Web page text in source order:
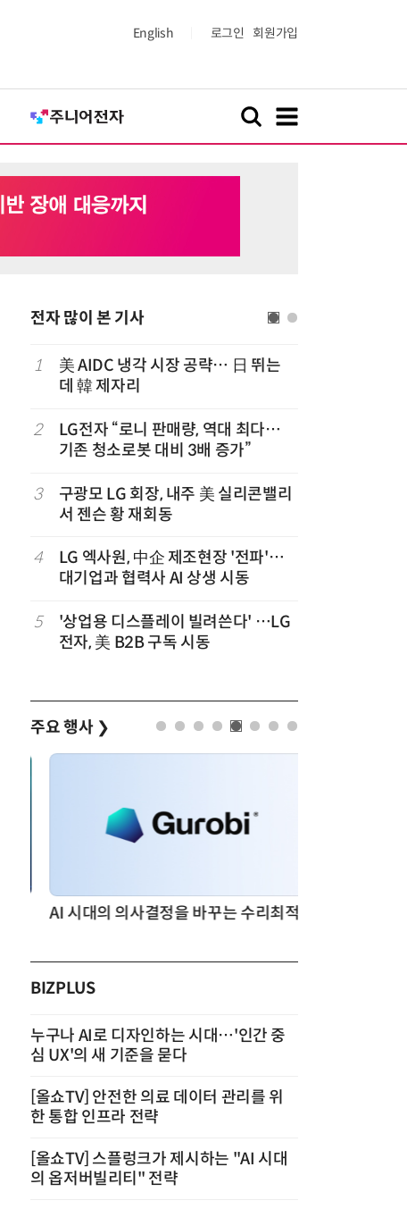
English 로그인 회원가입
전자 많이 본 기사
1
美 AIDC 냉각 시장 공략… 日 뛰는
데 韓 제자리
2
LG전자 “로니 판매량, 역대 최다…
기존 청소로봇 대비 3배 증가”
3
구광모 LG 회장, 내주 美 실리콘밸리
서 젠슨 황 재회동
4
LG 엑사원, 中企 제조현장 '전파'…
대기업과 협력사 AI 상생 시동
5
'상업용 디스플레이 빌려쓴다' …LG
전자, 美 B2B 구독 시동
주요 행사 ❯
AI 시대의 의사결정을 바꾸는 수리최적화(Optimization): 실제 산업 적용 사례와 활용 전략
BIZPLUS
누구나 AI로 디자인하는 시대…'인간 중
심 UX'의 새 기준을 묻다
[올쇼TV] 안전한 의료 데이터 관리를 위
한 통합 인프라 전략
[올쇼TV] 스플렁크가 제시하는 "AI 시대
의 옵저버빌리티" 전략